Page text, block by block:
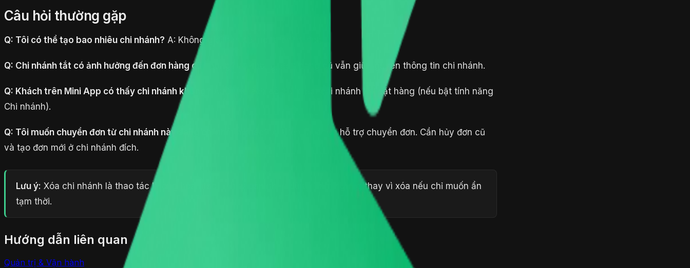
Câu hỏi thường gặp
Q: Tôi có thể tạo bao nhiêu chi nhánh? A: Không giới hạn số lượng chi nhánh.
Q: Chi nhánh tắt có ảnh hưởng đến đơn hàng cũ không? A: Không, đơn hàng cũ vẫn giữ nguyên thông tin chi nhánh.
Q: Khách trên Mini App có thấy chi nhánh không?
A: Có, khách có thể chọn chi nhánh khi đặt hàng (nếu bật tính năng
Chi nhánh).
Q: Tôi muốn chuyển đơn từ chi nhánh này sang chi nhánh khác?
A: Hiện tại chưa hỗ trợ chuyển đơn. Cần hủy đơn cũ
và tạo đơn mới ở chi nhánh đích.
Lưu ý: Xóa chi nhánh là thao tác không hoàn tác — hãy cân nhắc dùng
thay vì xóa nếu chỉ muốn ẩn
tạm thời.
Hướng dẫn liên quan
Quản trị & Vận hành